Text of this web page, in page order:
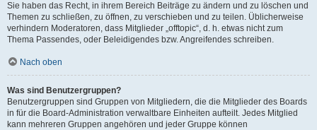
Sie haben das Recht, in ihrem Bereich Beiträge zu ändern und zu löschen und
Themen zu schließen, zu öffnen, zu verschieben und zu teilen. Üblicherweise
verhindern Moderatoren, dass Mitglieder „offtopic“, d. h. etwas nicht zum
Thema Passendes, oder Beleidigendes bzw. Angreifendes schreiben.
Nach oben
Was sind Benutzergruppen?
Benutzergruppen sind Gruppen von Mitgliedern, die die Mitglieder des Boards
in für die Board-Administration verwaltbare Einheiten aufteilt. Jedes Mitglied
kann mehreren Gruppen angehören und jeder Gruppe können